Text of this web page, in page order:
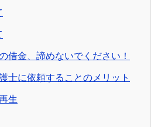
借金、諦めないでください！
士に依頼することのメリット
生